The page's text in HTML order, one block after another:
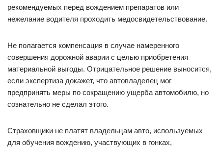
рекомендуемых перед вождением препаратов или
нежелание водителя проходить медосвидетельствование.
Не полагается компенсация в случае намеренного
совершения дорожной аварии с целью приобретения
материальной выгоды. Отрицательное решение выносится,
если экспертиза докажет, что автовладелец мог
предпринять меры по сокращению ущерба автомобилю, но
сознательно не сделал этого.
Страховщики не платят владельцам авто, используемых
для обучения вождению, участвующих в гонках,